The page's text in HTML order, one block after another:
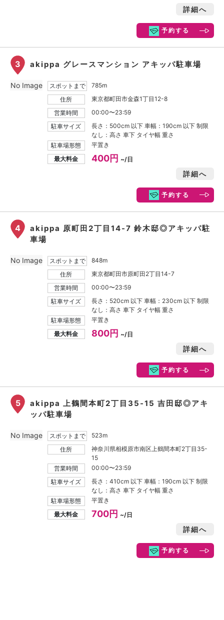
詳細へ
予約する
3 akippa グレースマンション アキッパ駐車場
スポットまで
785m
住所
東京都町田市金森1丁目12-8
営業時間
00:00〜23:59
駐車サイズ
長さ：500cm 以下 車幅：190cm 以下 制限
なし：高さ 車下 タイヤ幅 重さ
駐車場形態
平置き
最大料金
400円 ~/日
詳細へ
予約する
No Image
4
akippa 原町田2丁目14-7 鈴木邸◎アキッパ駐
車場
スポットまで
848m
住所
東京都町田市原町田2丁目14-7
営業時間
00:00〜23:59
駐車サイズ
長さ：520cm 以下 車幅：230cm 以下 制限
なし：高さ 車下 タイヤ幅 重さ
駐車場形態
平置き
最大料金
800円 ~/日
詳細へ
予約する
No Image
5
akippa 上鶴間本町2丁目35-15 吉田邸◎アキ
ッパ駐車場
スポットまで
523m
住所
神奈川県相模原市南区上鶴間本町2丁目35-
15
営業時間
00:00〜23:59
駐車サイズ
長さ：410cm 以下 車幅：190cm 以下 制限
なし：高さ 車下 タイヤ幅 重さ
駐車場形態
平置き
最大料金
700円 ~/日
詳細へ
予約する
No Image